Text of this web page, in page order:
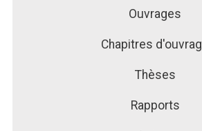
Ouvrages
Chapitres
Thèses
Rapports